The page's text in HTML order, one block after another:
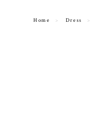
Home Dress